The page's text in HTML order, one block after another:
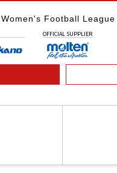
Football League
OFFICIAL SUPPLIER